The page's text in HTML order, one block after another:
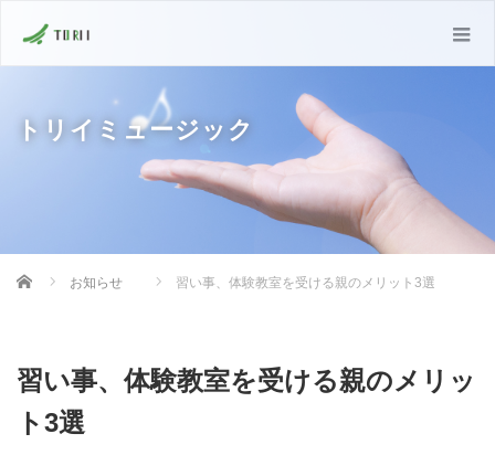
トリイミュージック
Home お知らせ 習い事、体験教室を受ける親のメリット3選
習い事、体験教室を受ける親のメリッ
ト3選